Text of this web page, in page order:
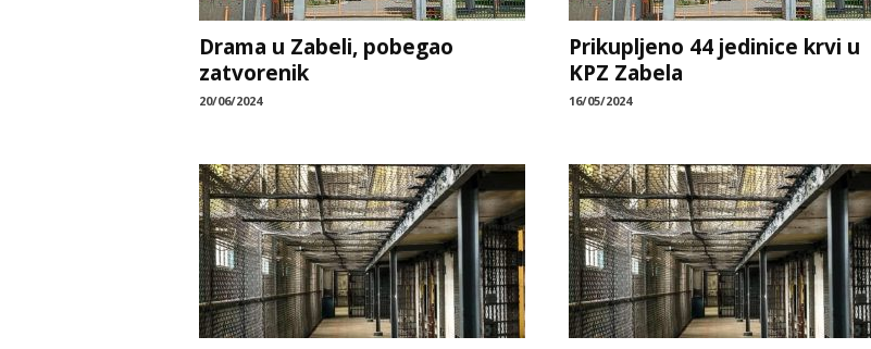
Drama u Zabeli, pobegao
zatvorenik
20/06/2024
Prikupljeno 44 jedinice krvi u
KPZ Zabela
16/05/2024